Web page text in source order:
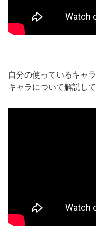
自分の使っているキャ
キャラについて解説し